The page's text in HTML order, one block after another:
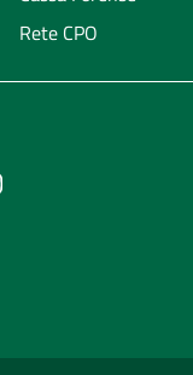
Rete CPO